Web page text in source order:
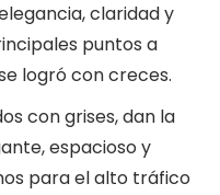
claridad y
puntos a
logró con creces.
con grises, dan la
espacioso y
para el alto tráfico